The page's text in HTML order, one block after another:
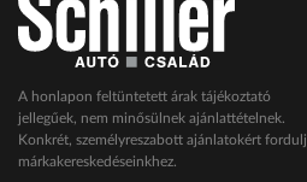
Tesla Approved Body Shop
VW Haszonjárművek
VW Service Schiller
A honlapon feltüntetett árak tájékoztató
jellegűek, nem minősülnek ajánlattételnek.
Konkrét, személyreszabott ajánlatokért fordulj
márkakereskedéseinkhez.